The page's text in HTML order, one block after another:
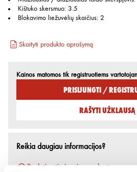
Kištuko skersmuo: 3.5
Blokavimo liežuvėlių skaičius: 2
Skaityti produkto aprašymą
Kainos matomos tik registruotiems
Prisijungti /
Rašyti užklausą
Reikia daugiau informacijos?
Rodyti artimiausią parduotuvę